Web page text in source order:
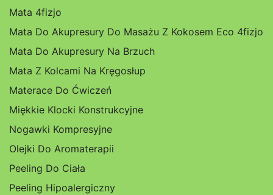
Mata 4fizjo
Mata Do Akupresury Do Masażu Z Kokosem Eco 4fizjo
Mata Do Akupresury Na Brzuch
Mata Z Kolcami Na Kręgosłup
Materace Do Ćwiczeń
Miękkie Klocki Konstrukcyjne
Nogawki Kompresyjne
Olejki Do Aromaterapii
Peeling Do Ciała
Peeling Hipoalergiczny